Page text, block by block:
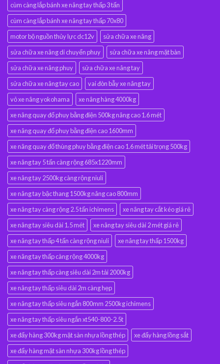
cùm càng lắp bánh xe nâng tay thấp 3 tấn
cùm càng lắp bánh xe nâng tay thấp 70x80
motor bộ nguồn thủy lực dc12v
sửa chữa xe nâng
sửa chữa xe nâng di chuyển phuy
sửa chữa xe nâng mặt bàn
sửa chữa xe nâng phuy
sửa chữa xe nâng tay
sửa chữa xe nâng tay cao
vai đòn bẫy xe nâng tay
vỏ xe nâng yokohama
xe nâng hàng 4000kg
xe nâng quay đổ phuy bằng điện 500kg nâng cao 1.6 mét
xe nâng quay đổ phuy bằng điện cao 1600mm
xe nâng quay đổ thùng phuy bằng điện cao 1.6 mét tải trọng 500kg
xe nâng tay 5 tấn càng rộng 685x1220mm
xe nâng tay 2500kg càng rộng niuli
xe nâng tay bậc thang 1500kg nâng cao 800mm
xe nâng tay càng rộng 2.5 tấn ichimens
xe nâng tay cắt kéo giá rẻ
xe nâng tay siêu dài 1.5 mét
xe nâng tay siêu dài 2 mét giá rẻ
xe nâng tay thấp 4 tấn càng rộng niuli
xe nâng tay thấp 1500kg
xe nâng tay thấp càng rộng 4000kg
xe nâng tay thấp càng siêu dài 2m tải 2000kg
xe nâng tay thấp siêu dài 2m càng hẹp
xe nâng tay thấp siêu ngắn 800mm 2500kg ichimens
xe nâng tay thấp siêu ngắn xt540-800-2.5t
xe đẩy hàng 300kg mặt sàn nhựa lồng thép
xe đẩy hàng lồng sắt
xe đẩy hàng mặt sàn nhựa 300kg lồng thép